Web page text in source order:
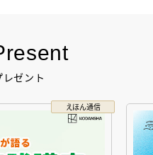
ゼント
えほん通信